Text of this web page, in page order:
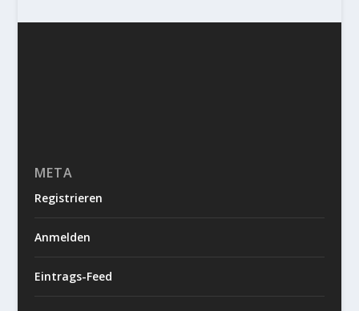
META
Registrieren
Anmelden
Eintrags-Feed